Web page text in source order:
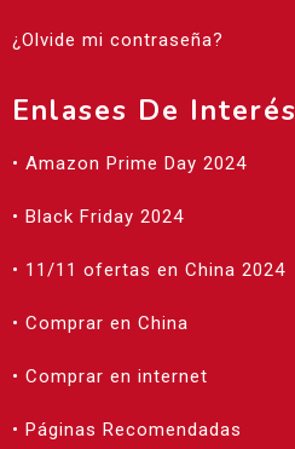
¿Olvide mi contraseña?
Enlases De Interés
• Amazon Prime Day 2024
• Black Friday 2024
• 11/11 ofertas en China 2024
• Comprar en China
• Comprar en internet
• Páginas Recomendadas